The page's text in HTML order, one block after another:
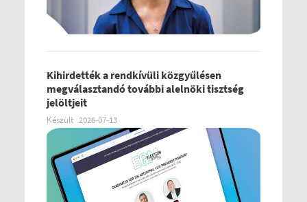
Kihirdették a rendkívüli közgyűlésen
megválasztandó további alelnöki tisztség
jelöltjeit
Készült 2026-07-13